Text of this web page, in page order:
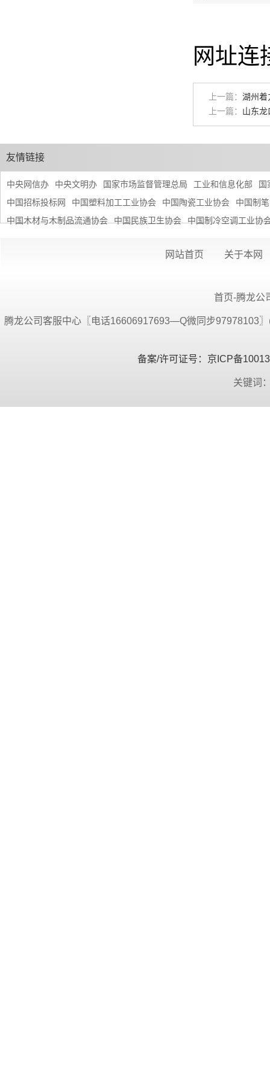
网址连
上一篇： 湖州着
上一篇： 山东龙
友情链接
中央网信办 中央文明办 国家市场监督管理总局 工业和信息化部
国
中国招标投标网
中国塑料加工工业协会 中国陶瓷工业协会
中国制
中国木材与木制品流通协会
中国民族卫生协会 中国制冷空调工业协
网站首页 关于本网
首页-腾龙公
腾龙公司客服中心〖电话16606917693—Q微同步97978103
备案/许可证号：京ICP备
关键词